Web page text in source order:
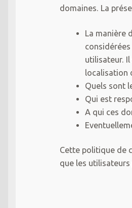
domaines. La
La manière
utilisateur. Il
localisation
Quels sont
Qui est
A qui ces
Cette politique de
que les